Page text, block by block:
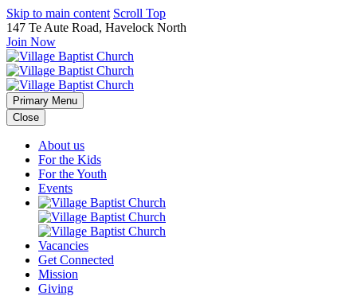
Skip to main content Scroll Top
147 Te Aute Road, Havelock North
Join Now
Primary Menu
Close
About us
For the Kids
For the Youth
Events
Vacancies
Get Connected
Mission
Giving